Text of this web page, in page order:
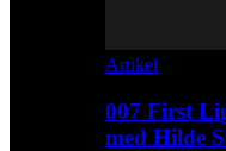
Artikel
007 First
med Hilde